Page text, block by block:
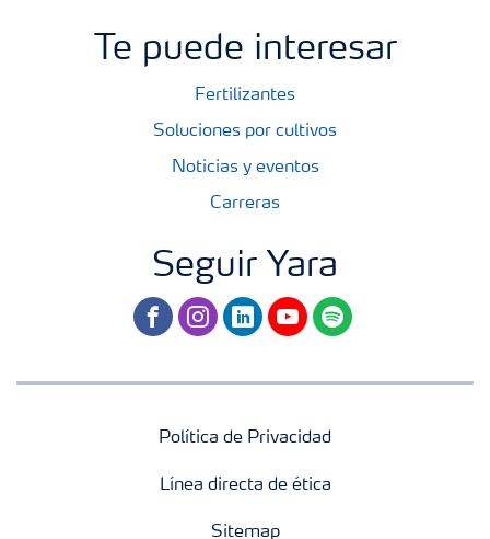
Te puede interesar
Fertilizantes
Soluciones por cultivos
Noticias y eventos
Carreras
Seguir Yara
facebookinstagram
linkedinyoutubespotify
Política de Privacidad
Línea directa de ética
Sitemap